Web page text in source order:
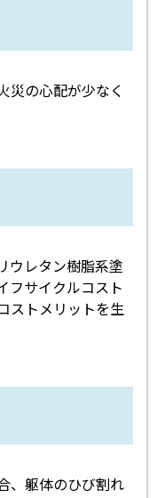
災の心配が少なく
ウレタン樹脂系塗
フサイクルコスト
ストメリットを生
、躯体のひび割れ